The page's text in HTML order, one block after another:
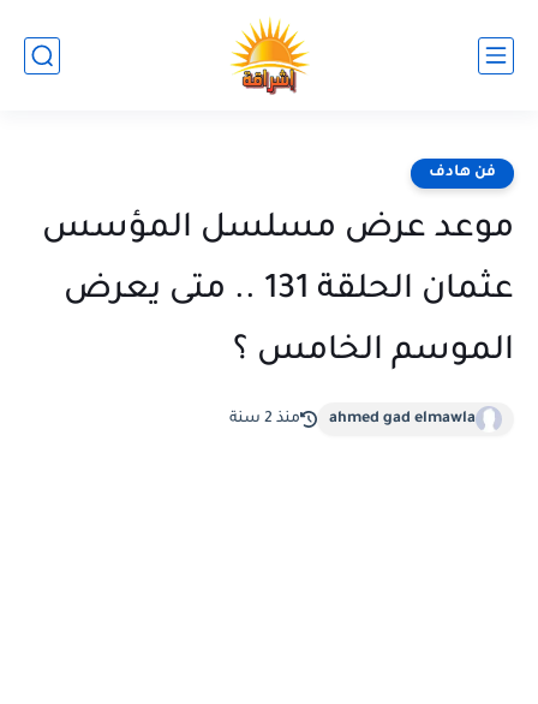
فن هادف
موعد عرض مسلسل المؤسس
عثمان الحلقة 131 .. متى يعرض
الموسم الخامس ؟
ahmed gad elmawla منذ 2 سنة